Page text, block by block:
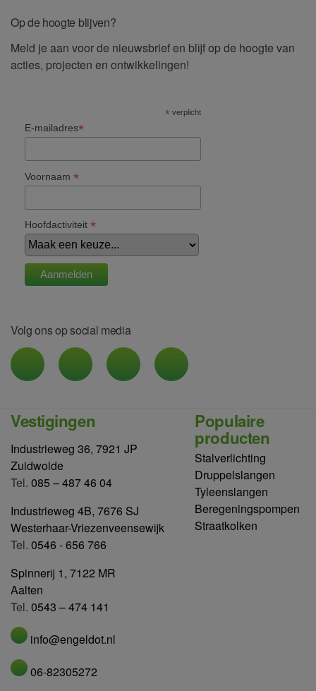
Op de hoogte blijven?
Meld je aan voor de nieuwsbrief en blijf op de hoogte van
acties, projecten en ontwikkelingen!
* verplicht
E-mailadres*
Voornaam *
Hoofdactiviteit *
Volg ons op social media
Vestigingen
Industrieweg 36, 7921 JP
Zuidwolde
Tel. 085 – 487 46 04
Industrieweg 4B, 7676 SJ
Westerhaar-Vriezenveensewijk
Tel. 0546 - 656 766
Spinnerij 1, 7122 MR
Aalten
Tel. 0543 – 474 141
info@engeldot.nl
06-82305272
Populaire
producten
Stalverlichting
Druppelslangen
Tyleenslangen
Beregeningspompen
Straatkolken